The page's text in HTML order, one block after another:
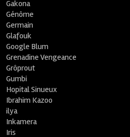
Gakona
Génôme
Germain
Glafouk
Google Blum
Grenadine Vengeance
Grôprout
Gumbi
Hopital Sinueux
Ibrahim Kazoo
ilya
Inkamera
Iris